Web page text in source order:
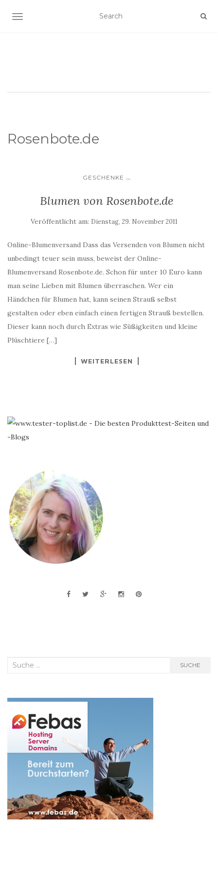
SCHALTE NAVIGATION
Rosenbote.de
GESCHENKE ...
Blumen von Rosenbote.de
Veröffentlicht am: Dienstag, 29. November 2011
Online-Blumenversand Dass das Versenden von Blumen nicht
unbedingt teuer sein muss, beweist der Online-
Blumenversand Rosenbote.de. Schon für unter 10 Euro kann
man seine Lieben mit Blumen überraschen. Wer ein
Händchen für Blumen hat, kann seinen Strauß selbst
gestalten oder eben einfach einen fertigen Strauß bestellen.
Dieser kann noch durch Extras wie Süßigkeiten und kleine
Plüschtiere […]
WEITERLESEN
Suche
SUCHE